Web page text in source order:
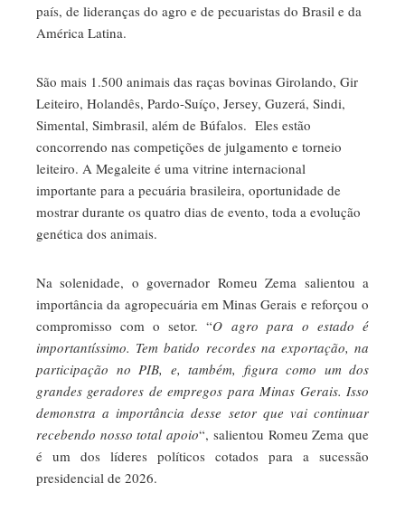
país, de lideranças do agro e de pecuaristas do Brasil e da
América Latina.
São mais 1.500 animais das raças bovinas Girolando, Gir
Leiteiro, Holandês, Pardo-Suíço, Jersey, Guzerá, Sindi,
Simental, Simbrasil, além de Búfalos. Eles estão
concorrendo nas competições de julgamento e torneio
leiteiro. A Megaleite é uma vitrine internacional
importante para a pecuária brasileira, oportunidade de
mostrar durante os quatro dias de evento, toda a evolução
genética dos animais.
Na solenidade, o governador Romeu Zema salientou a
importância da agropecuária em Minas Gerais e reforçou o
compromisso com o setor. “O agro para o estado é
importantíssimo. Tem batido recordes na exportação, na
participação no PIB, e, também, figura como um dos
grandes geradores de empregos para Minas Gerais. Isso
demonstra a importância desse setor que vai continuar
recebendo nosso total apoio“, salientou Romeu Zema que
é um dos líderes políticos cotados para a sucessão
presidencial de 2026.